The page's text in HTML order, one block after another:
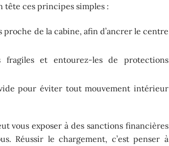
tête ces principes simples :
proche de la cabine, afin d’ancrer le centre
fragiles et entourez-les de protections
pour éviter tout mouvement intérieur
vous exposer à des sanctions financières
Réussir le chargement, c’est penser à